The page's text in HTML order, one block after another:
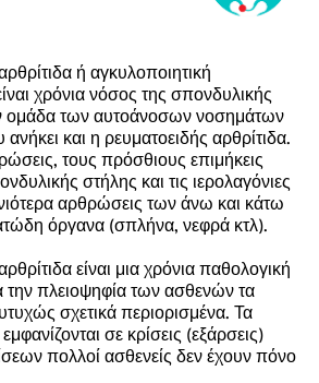
ή αγκυλοποιητική
χρόνια νόσος της σπονδυλικής
ομάδα των αυτοάνοσων νοσημάτων
και η ρευματοειδής αρθρίτιδα.
τους πρόσθιους επιμήκεις
στήλης και τις ιερολαγόνιες
αρθρώσεις των άνω και κάτω
όργανα (σπλήνα, νεφρά κτλ).
είναι μια χρόνια παθολογική
την πλειοψηφία των ασθενών τα
σχετικά περιορισμένα. Τα
σε κρίσεις (εξάρσεις)
πολλοί ασθενείς δεν έχουν πόνο